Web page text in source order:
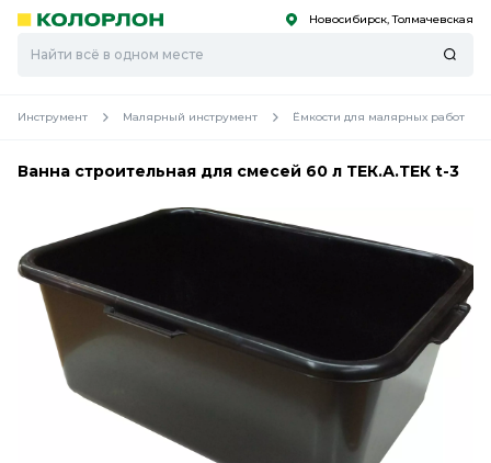
Скоро
Скоро Новосибирск, Толмачевская
Инструмент Малярный инструмент Ёмкости для малярных работ
Ванна строительная для смесей 60 л ТЕК.А.ТЕК t-3